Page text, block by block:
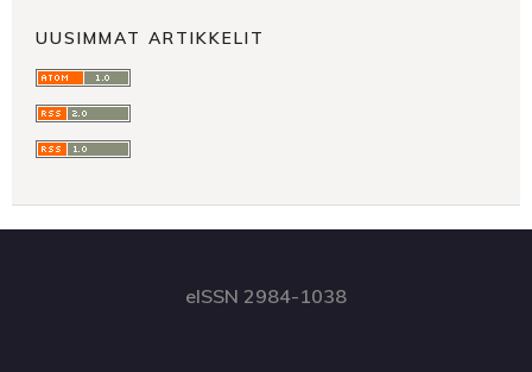
UUSIMMAT ARTIKKELIT
eISSN 2984-1038